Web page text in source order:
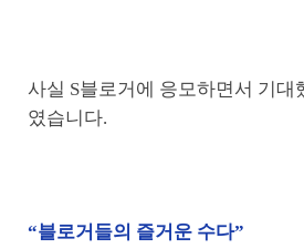
사실 S블로거에 응모하면서 기대
였습니다.
“블로거들의 즐거운 수다”